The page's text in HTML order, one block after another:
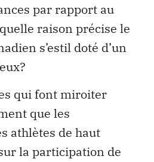
par rapport au
raison précise le
s’estil doté d’un
qui font miroiter
que les
athlètes de haut
la participation de